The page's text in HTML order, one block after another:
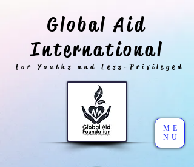
ME
NU
Global Aid
International
for Youths and Less-Privileged